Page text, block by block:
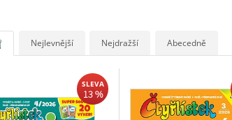
Nejlevnější Nejdražší Abecedně
SLEVA
13 %